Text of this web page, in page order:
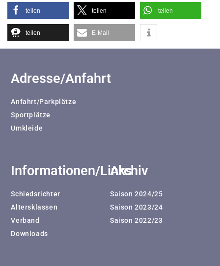
teilen teilen teilen
teilen E-Mail
Adresse/Anfahrt
Anfahrt/Parkplätze
Sportplätze
Umkleide
Informationen/Links
Schiedsrichter
Altersklassen
Verband
Downloads
Archiv
Saison 2024/25
Saison 2023/24
Saison 2022/23